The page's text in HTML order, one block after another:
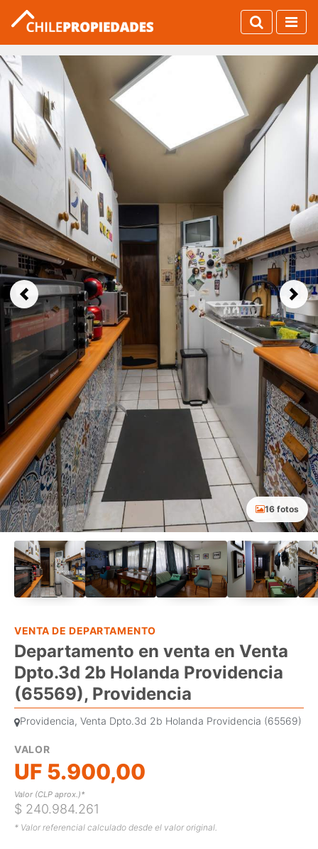
Previous Next
16 fotos
VENTA DE DEPARTAMENTO
Departamento en venta en Venta
Dpto.3d 2b Holanda Providencia
(65569), Providencia
Providencia, Venta Dpto.3d 2b Holanda Providencia (65569)
VALOR
UF 5.900,00
Valor (CLP aprox.)*
$ 240.984.261
* Valor referencial calculado desde el valor original.